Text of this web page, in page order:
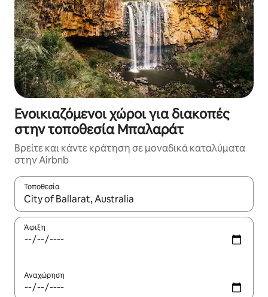
Ενοικιαζόμενοι χώροι για διακοπές
στην τοποθεσία Μπαλαράτ
Βρείτε και κάντε κράτηση σε μοναδικά καταλύματα
στην Airbnb
Τοποθεσία
Όταν τα αποτελέσματα είναι διαθέσιμα, μπορείτε να
Άφιξη
Αναχώρηση